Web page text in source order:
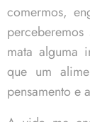
comermos,
mata alguma
que um
pensamento e